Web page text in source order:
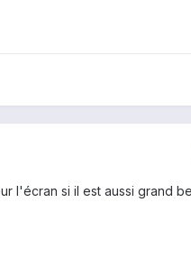
l'écran si il est aussi grand